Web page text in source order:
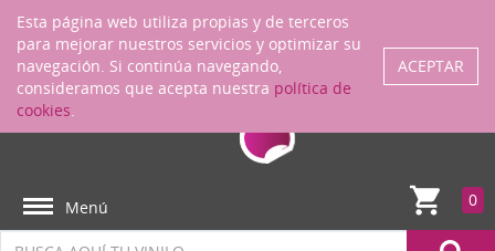
ENTRAR
Menú 0
Esta página web utiliza propias y de terceros
para mejorar nuestros servicios y optimizar su
navegación. Si continúa navegando,
consideramos que acepta nuestra política de
cookies.
ACEPTAR